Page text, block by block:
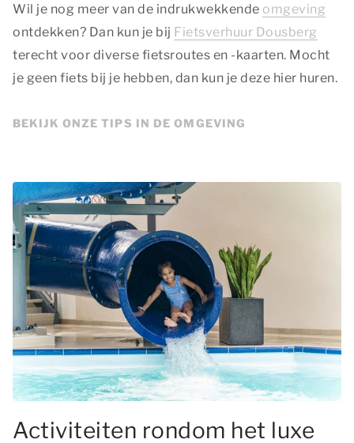
Wil je nog meer van de indrukwekkende omgeving
ontdekken? Dan kun je bij Fietsverhuur Dousberg
terecht voor diverse fietsroutes en -kaarten. Mocht
je geen fiets bij je hebben, dan kun je deze hier huren.
BEKIJK ONZE TIPS IN DE OMGEVING
Activiteiten rondom het luxe